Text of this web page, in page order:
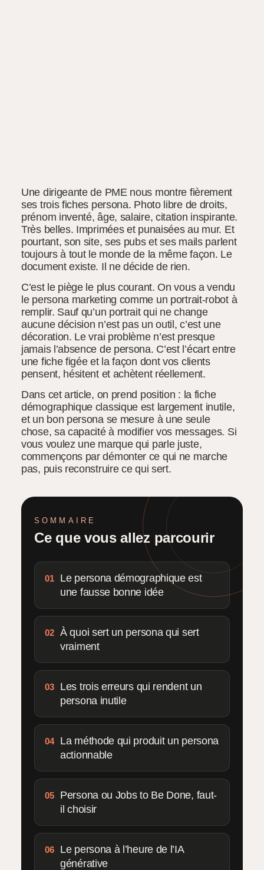
Une dirigeante de PME nous montre fièrement
ses trois fiches persona. Photo libre de droits,
prénom inventé, âge, salaire, citation inspirante.
Très belles. Imprimées et punaisées au mur. Et
pourtant, son site, ses pubs et ses mails parlent
toujours à tout le monde de la même façon. Le
document existe. Il ne décide de rien.
C’est le piège le plus courant. On vous a vendu
le persona marketing comme un portrait-robot à
remplir. Sauf qu’un portrait qui ne change
aucune décision n’est pas un outil, c’est une
décoration. Le vrai problème n’est presque
jamais l’absence de persona. C’est l’écart entre
une fiche figée et la façon dont vos clients
pensent, hésitent et achètent réellement.
Dans cet article, on prend position : la fiche
démographique classique est largement inutile,
et un bon persona se mesure à une seule
chose, sa capacité à modifier vos messages. Si
vous voulez une marque qui parle juste,
commençons par démonter ce qui ne marche
pas, puis reconstruire ce qui sert.
SOMMAIRE
Ce que vous allez parcourir
01
Le persona démographique est
une fausse bonne idée
02
À quoi sert un persona qui sert
vraiment
03
Les trois erreurs qui rendent un
persona inutile
04
La méthode qui produit un persona
actionnable
05
Persona ou Jobs to Be Done, faut-
il choisir
06
Le persona à l’heure de l’IA
générative